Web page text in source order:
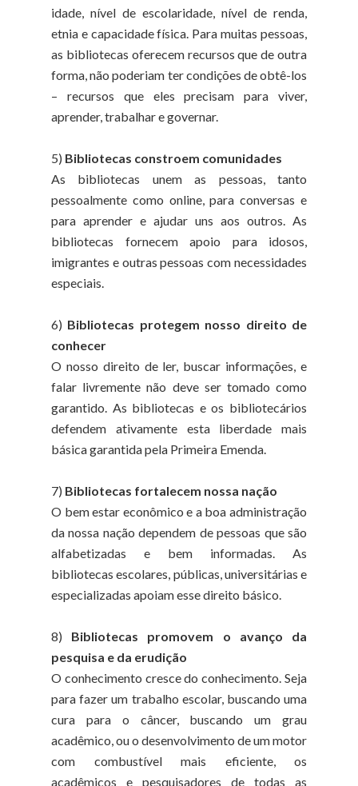
idade, nível de escolaridade, nível de renda,
etnia e capacidade física. Para muitas pessoas,
as bibliotecas oferecem recursos que de outra
forma, não poderiam ter condições de obtê-los
– recursos que eles precisam para viver,
aprender, trabalhar e governar.
5) Bibliotecas constroem comunidades
As bibliotecas unem as pessoas, tanto
pessoalmente como online, para conversas e
para aprender e ajudar uns aos outros. As
bibliotecas fornecem apoio para idosos,
imigrantes e outras pessoas com necessidades
especiais.
6) Bibliotecas protegem nosso direito de
conhecer
O nosso direito de ler, buscar informações, e
falar livremente não deve ser tomado como
garantido. As bibliotecas e os bibliotecários
defendem ativamente esta liberdade mais
básica garantida pela Primeira Emenda.
7) Bibliotecas fortalecem nossa nação
O bem estar econômico e a boa administração
da nossa nação dependem de pessoas que são
alfabetizadas e bem informadas. As
bibliotecas escolares, públicas, universitárias e
especializadas apoiam esse direito básico.
8) Bibliotecas promovem o avanço da
pesquisa e da erudição
O conhecimento cresce do conhecimento. Seja
para fazer um trabalho escolar, buscando uma
cura para o câncer, buscando um grau
acadêmico, ou o desenvolvimento de um motor
com combustível mais eficiente, os
acadêmicos e pesquisadores de todas as